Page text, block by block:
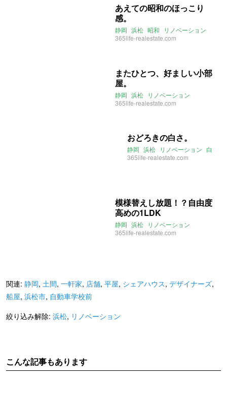
あえての昭和のほっこり
感。
静岡 浜松 昭和
リノベーション
365life-realestate.com
またひとつ、好ましい小部
屋。
静岡 浜松 リノベーション
365life-realestate.com
おどろきの白さ。
静岡 浜松 リノベーション 白
365life-realestate.com
模様替えし放題！？自由度
高めの1LDK
静岡 浜松 リノベーション
365life-realestate.com
関連: 静岡, 土間, 一軒家, 店舗, 平屋, シェアハウス, デザイナーズ,
船屋, 浜松市, 自動車学校前
絞り込み解除: 浜松, リノベーション
こんな記事もあります